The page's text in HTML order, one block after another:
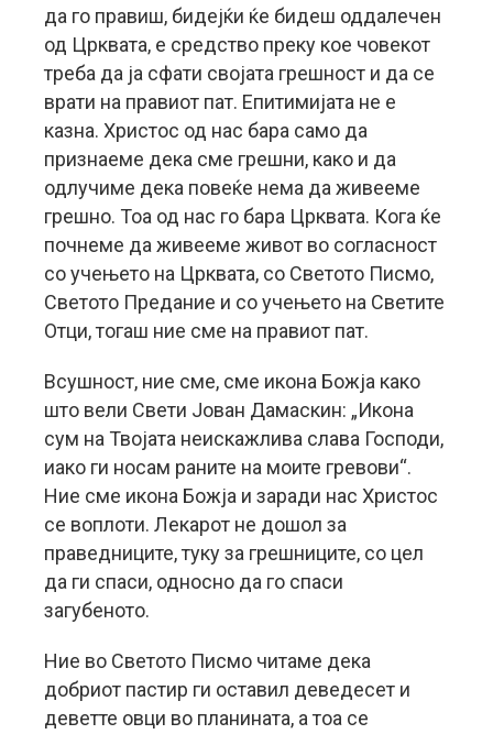
да го правиш, бидејќи ќе бидеш оддалечен
од Црквата, е средство преку кое човекот
треба да ја сфати својата грешност и да се
врати на правиот пат. Епитимијата не е
казна. Христос од нас бара само да
признаеме дека сме грешни, како и да
одлучиме дека повеќе нема да живееме
грешно. Тоа од нас го бара Црквата. Кога ќе
почнеме да живееме живот во согласност
со учењето на Црквата, со Светото Писмо,
Светото Предание и со учењето на Светите
Отци, тогаш ние сме на правиот пат.
Всушност, ние сме, сме икона Божја како
што вели Свети Јован Дамаскин: „Икона
сум на Твојата неискажлива слава Господи,
иако ги носам раните на моите гревови“.
Ние сме икона Божја и заради нас Христос
се воплоти. Лекарот не дошол за
праведниците, туку за грешниците, со цел
да ги спаси, односно да го спаси
загубеното.
Ние во Светото Писмо читаме дека
добриот пастир ги оставил деведесет и
деветте овци во планината, а тоа се